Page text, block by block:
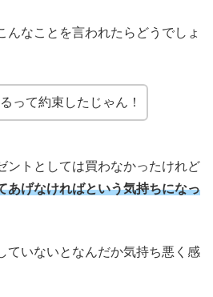
んなことを言われたらどうでしょ
って約束したじゃん！
ントとしては買わなかったけれど
あげなければという気持ちになっ
ていないとなんだか気持ち悪く感